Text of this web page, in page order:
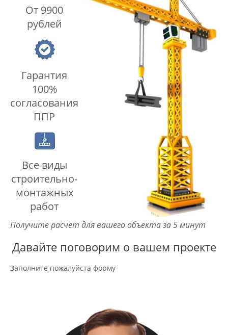
От 9900
рублей
Гарантия
100%
согласования
ППР
Все виды
строительно-
монтажных
работ
Получите расчет для вашего объекта за 5 минут
Давайте поговорим о вашем проекте
Заполните пожалуйста форму